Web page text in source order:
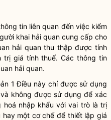
tin liên quan đến việc kiểm
khai hải quancung cấp cho
hải quan thu thập được tính
trị giá tính thuế. Các thông tin
hải quan.
1 Điều này chỉ được sử dụng
không được sử dụng để xác
nhập khẩu với vai trò là trị
một cơ chế để thiết lập giá